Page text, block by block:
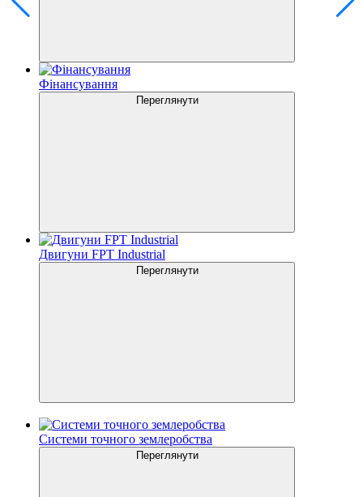
Фінансування
Переглянути
Двигуни FPT Industrial
Переглянути
Системи точного землеробства
Переглянути